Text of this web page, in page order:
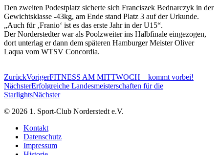
Den zweiten Podestplatz sicherte sich Franciszek Bednarczyk in der
Gewichtsklasse -43kg, am Ende stand Platz 3 auf der Urkunde.
„Auch für ‚Franio‘ ist es das erste Jahr in der U15“.
Der Norderstedter war als Poolzweiter ins Halbfinale eingezogen,
dort unterlag er dann dem späteren Hamburger Meister Oliver
Laqua vom WTSV Concordia.
ZurückVorigerFITNESS AM MITTWOCH – kommt vorbei!
NächsterErfolgreiche Landesmeisterschaften für die
StarlightsNächster
© 2026 1. Sport-Club Norderstedt e.V.
Kontakt
Datenschutz
Impressum